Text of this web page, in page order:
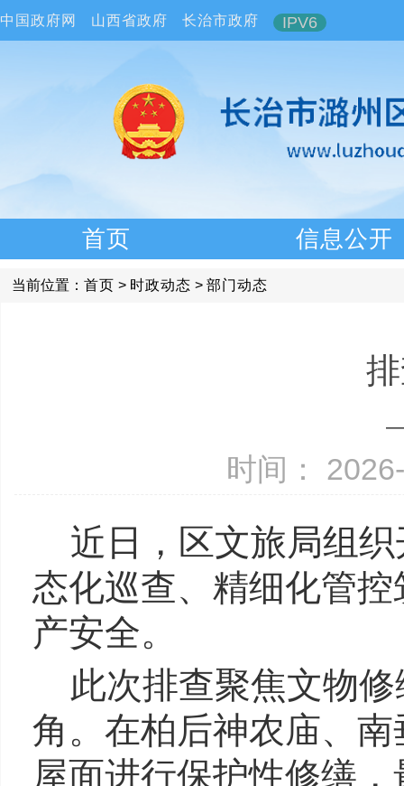
中国政府网 山西省政府 长治市政府 IPV6
首页 信息公开
当前位置： 首页 > 时政动态 > 部门动态
时间：
近日，区文旅局组
态化巡查、精细化管
产安全。
此次排查聚焦文物
角。在柏后神农庙、
屋面进行保护性修缮